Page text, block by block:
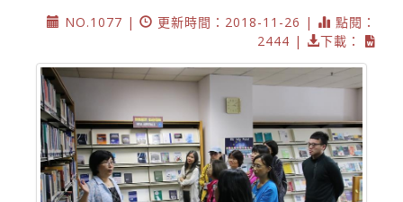
NO.1077 |
更新時間：2018-11-26 |
點閱：
2444 |
下載：